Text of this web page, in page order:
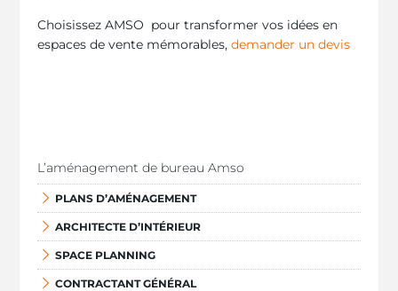
Choisissez AMSO pour transformer vos idées en
espaces de vente mémorables,demander un devis
L’aménagement de bureau Amso
PLANS D’AMÉNAGEMENT
ARCHITECTE D’INTÉRIEUR
SPACE PLANNING
CONTRACTANT GÉNÉRAL